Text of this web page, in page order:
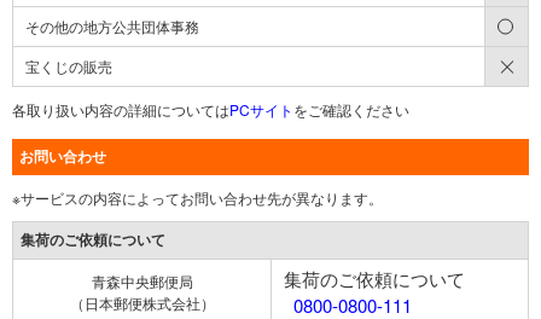
その他の地方公共団体事務
宝くじの販売
各取り扱い内容の詳細についてはPCサイト をご確認ください
お問い合わせ
※サービスの内容によってお問い合わせ先が異なります。
集荷のご依頼について
青森中央郵便局
（日本郵便株式会社）
集荷のご依頼について
0800-0800-111